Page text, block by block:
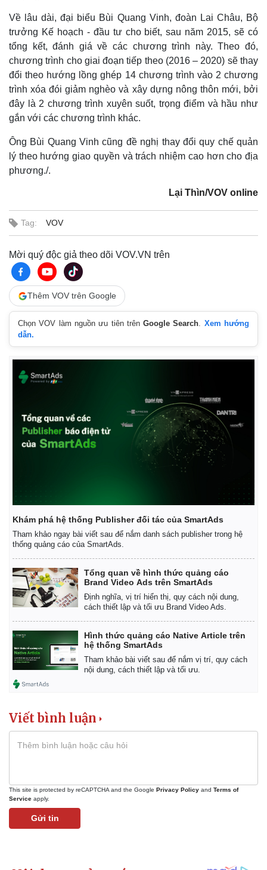
Kinh tế
Bất động sản
Khởi nghiệp
Thị trường
Giá vàng
Tiêu dùng
Về lâu dài, đại biểu Bùi Quang Vinh, đoàn Lai Châu, Bộ
trưởng Kế hoạch - đầu tư cho biết, sau năm 2015, sẽ có
tổng kết, đánh giá về các chương trình này. Theo đó,
chương trình cho giai đoạn tiếp theo (2016 – 2020) sẽ thay
đổi theo hướng lồng ghép 14 chương trình vào 2 chương
trình xóa đói giảm nghèo và xây dựng nông thôn mới, bởi
đây là 2 chương trình xuyên suốt, trọng điểm và hầu như
gắn với các chương trình khác.
Ông Bùi Quang Vinh cũng đề nghị thay đổi quy chế quản
lý theo hướng giao quyền và trách nhiệm cao hơn cho địa
phương./.
Lại Thìn/VOV online
Tag: VOV
Mời quý độc giả theo dõi VOV.VN trên
Thêm VOV trên Google
Chọn VOV làm nguồn ưu tiên trênGoogle Search. Xem hướng
dẫn.
Khám phá hệ thống Publisher đối tác của SmartAds
Tham khảo ngay bài viết sau để nắm danh sách publisher trong hệ
thống quảng cáo của SmartAds.
Tổng quan về hình thức quảng cáo
Brand Video Ads trên SmartAds
Định nghĩa, vị trí hiển thị, quy cách nội dung,
cách thiết lập và tối ưu Brand Video Ads.
Hình thức quảng cáo Native Article trên
hệ thống SmartAds
Tham khảo bài viết sau để nắm vị trí, quy cách
nội dung, cách thiết lập và tối ưu.
Viết bình luận
This site is protected by reCAPTCHA and the Google Privacy Policy and Terms of
Service apply.
Gửi tin